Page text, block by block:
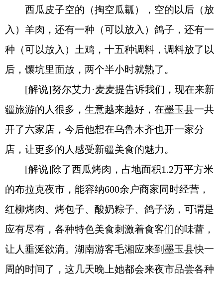
西瓜皮子空的（掏空瓜瓤），空的以后（放
入）羊肉，还有一种（可以放入）鸽子，还有一
种（可以放入）土鸡，十五种调料，调料放了以
后，馕坑里面放，两个半小时就熟了。
[解说]努尔艾力·麦麦提告诉我们，现在来新
疆旅游的人很多，生意越来越好，在墨玉县一共
开了六家店，今后他想在乌鲁木齐也开一家分
店，让更多的人感受新疆美食的魅力。
[解说]除了西瓜烤肉，占地面积1.2万平方米
的布拉克夜市，能容纳600余户商家同时经营，
红柳烤肉、烤包子、酸奶粽子、鸽子汤，可谓是
应有尽有，各种特色美食刺激着食客们的味蕾，
让人垂涎欲滴。湖南游客毛湘应来到墨玉县快一
周的时间了，这几天晚上她都会来夜市品尝各种